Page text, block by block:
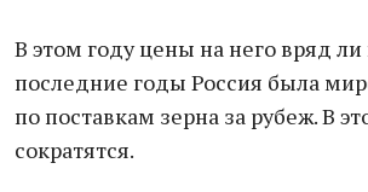
В этом году цены на него вряд ли
последние годы Россия была
по поставкам зерна за рубеж. В
сократятся.